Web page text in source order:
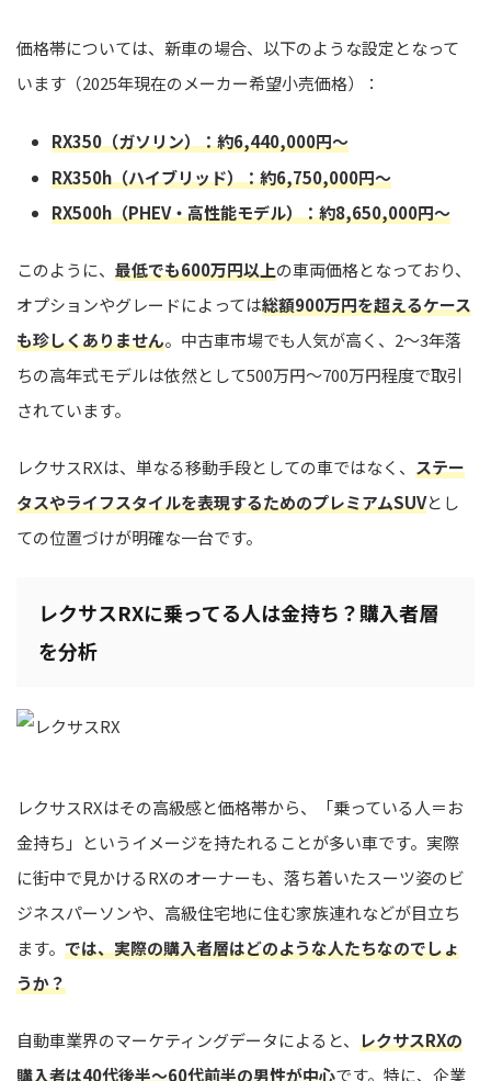
価格帯については、新車の場合、以下のような設定となって
います（2025年現在のメーカー希望小売価格）：
RX350（ガソリン）：約6,440,000円〜
RX350h（ハイブリッド）：約6,750,000円〜
RX500h（PHEV・高性能モデル）：約8,650,000円〜
このように、 最低でも600万円以上の車両価格となっており、
オプションやグレードによっては総額900万円を超えるケース
も珍しくありません。中古車市場でも人気が高く、2〜3年落
ちの高年式モデルは依然として500万円〜700万円程度で取引
されています。
レクサスRXは、単なる移動手段としての車ではなく、 ステー
タスやライフスタイルを表現するためのプレミアムSUVとし
ての位置づけが明確な一台です。
レクサスRXに乗ってる人は金持ち？購入者層
を分析
レクサスRXはその高級感と価格帯から、「乗っている人＝お
金持ち」というイメージを持たれることが多い車です。実際
に街中で見かけるRXのオーナーも、落ち着いたスーツ姿のビ
ジネスパーソンや、高級住宅地に住む家族連れなどが目立ち
ます。 では、実際の購入者層はどのような人たちなのでしょ
うか？
自動車業界のマーケティングデータによると、 レクサスRXの
購入者は40代後半〜60代前半の男性が中心です。特に、企業